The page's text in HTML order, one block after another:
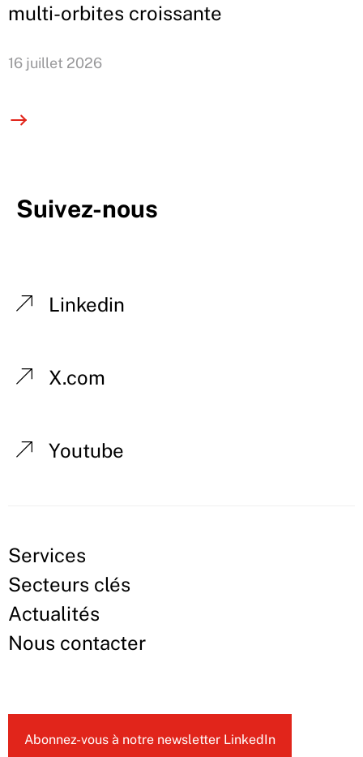
multi-orbites croissante
16 juillet 2026
Suivez-nous
Linkedin
X.com
Youtube
Services
Secteurs clés
Actualités
Nous contacter
Abonnez-vous à notre newsletter LinkedIn